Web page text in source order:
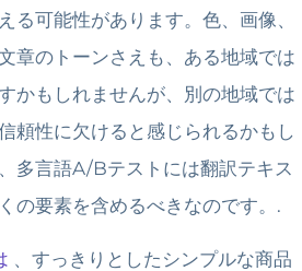
る可能性があります。色、画像、
章のトーンさえも、ある地域では
かもしれませんが、別の地域では
頼性に欠けると感じられるかもし
多言語A/Bテストには翻訳テキス
の要素を含めるべきなのです。.
、すっきりとしたシンプルな商品